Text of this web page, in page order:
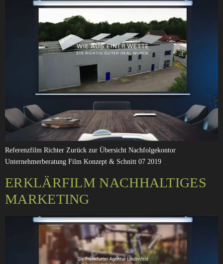
Referenzfilm Richter Zurück zur Übersicht Nachfolgekontor
Unternehmerberatung Film Konzept & Schnitt 07 2019
ERKLÄRFILM NACHHALTIGES
MARKETING